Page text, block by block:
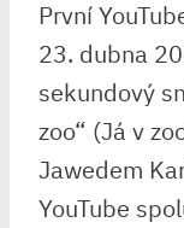
První
23. dubna
sekundový
zoo“ (Já v
Jawedem
YouTube